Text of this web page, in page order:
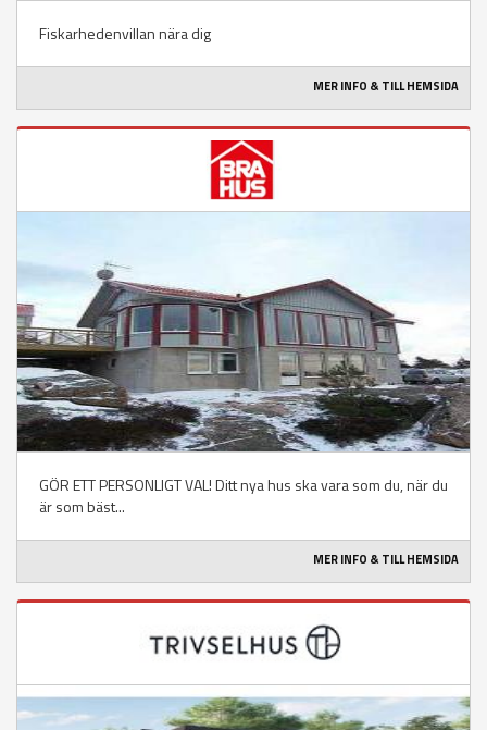
Fiskarhedenvillan nära dig
MER INFO & TILL HEMSIDA
GÖR ETT PERSONLIGT VAL! Ditt nya hus ska vara som du, när du
är som bäst...
MER INFO & TILL HEMSIDA